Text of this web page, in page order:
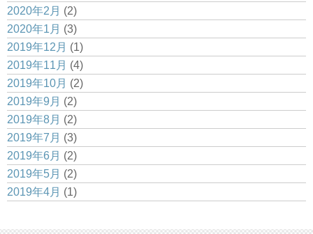
2020年2月 (2)
2020年1月 (3)
2019年12月 (1)
2019年11月 (4)
2019年10月 (2)
2019年9月 (2)
2019年8月 (2)
2019年7月 (3)
2019年6月 (2)
2019年5月 (2)
2019年4月 (1)